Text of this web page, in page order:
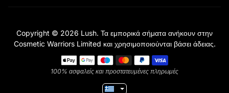
Copyright © 2026 Lush. Τα εμπορικά σήματα ανήκουν στην
Cosmetic Warriors Limited και χρησιμοποιούνται βάσει άδειας.
Τρόποι πληρωμής
100% ασφαλείς και προστατευμένες πληρωμές